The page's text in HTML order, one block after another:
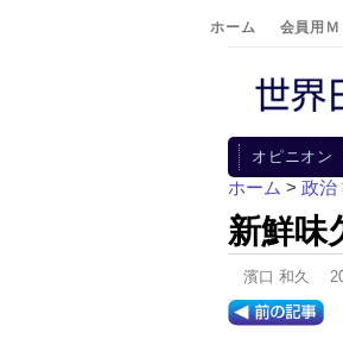
ホーム 会員用
オピニオン
ホーム > 政治
新鮮味
濱口 和久